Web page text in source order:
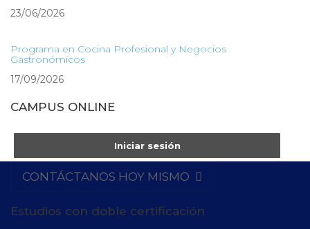
23/06/2026
Programa en Cocina Profesional y Negocios
Gastronómicos
17/09/2026
CAMPUS ONLINE
Iniciar sesión
CONTÁCTANOS HOY MISMO
Estudios con doble certificación